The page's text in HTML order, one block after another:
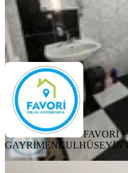
FAVORİ EMLAK
Ara
FAVORİ
GAYRİMENKULHÜSEYİN